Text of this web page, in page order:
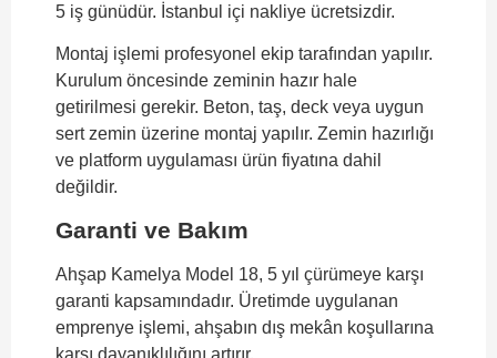
5 iş günüdür. İstanbul içi nakliye ücretsizdir.
Montaj işlemi profesyonel ekip tarafından yapılır.
Kurulum öncesinde zeminin hazır hale
getirilmesi gerekir. Beton, taş, deck veya uygun
sert zemin üzerine montaj yapılır. Zemin hazırlığı
ve platform uygulaması ürün fiyatına dahil
değildir.
Garanti ve Bakım
Ahşap Kamelya Model 18, 5 yıl çürümeye karşı
garanti kapsamındadır. Üretimde uygulanan
emprenye işlemi, ahşabın dış mekân koşullarına